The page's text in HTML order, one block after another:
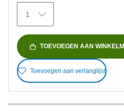
79
beoordelingen
1
TOEVOEGEN AAN
Toevoegen aan verlanglijst